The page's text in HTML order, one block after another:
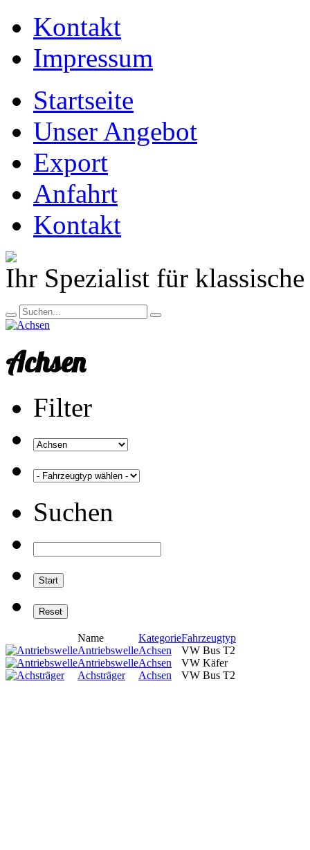
Kontakt
Impressum
Startseite
Unser Angebot
Export
Anfahrt
Kontakt
Ihr Spezialist für
Achsen
Filter
Suchen
Name KategorieFahrzeugtyp
AntriebswelleAchsen
VW Bus T2
AntriebswelleAchsen
VW Käfer
Achsträger
Achsen VW Bus T2